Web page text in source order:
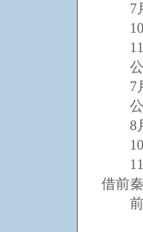
7月
10
11
公
7月
公
8月
10
11月
借前
前秦